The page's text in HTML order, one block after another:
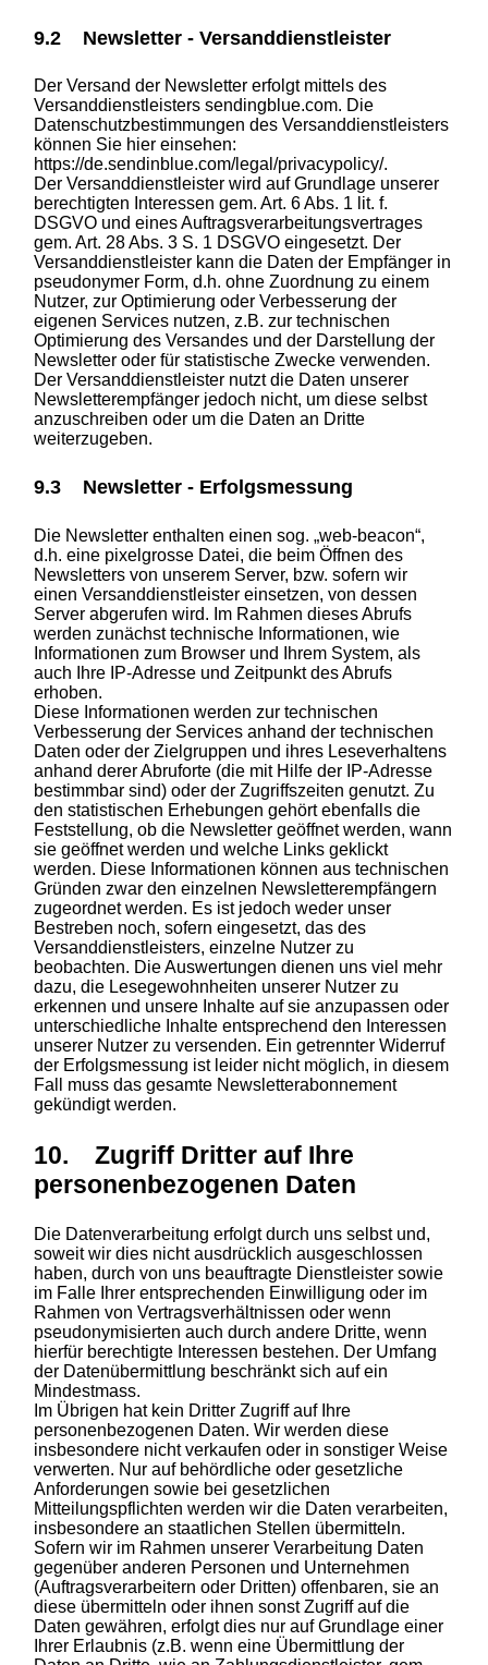
9.2 Newsletter - Versanddienstleister
Der Versand der Newsletter erfolgt mittels des
Versanddienstleisters sendingblue.com. Die
Datenschutzbestimmungen des Versanddienstleisters
können Sie hier einsehen:
https://de.sendinblue.com/legal/privacypolicy/.
Der Versanddienstleister wird auf Grundlage unserer
berechtigten Interessen gem. Art. 6 Abs. 1 lit. f.
DSGVO und eines Auftragsverarbeitungsvertrages
gem. Art. 28 Abs. 3 S. 1 DSGVO eingesetzt. Der
Versanddienstleister kann die Daten der Empfänger in
pseudonymer Form, d.h. ohne Zuordnung zu einem
Nutzer, zur Optimierung oder Verbesserung der
eigenen Services nutzen, z.B. zur technischen
Optimierung des Versandes und der Darstellung der
Newsletter oder für statistische Zwecke verwenden.
Der Versanddienstleister nutzt die Daten unserer
Newsletterempfänger jedoch nicht, um diese selbst
anzuschreiben oder um die Daten an Dritte
weiterzugeben.
9.3 Newsletter - Erfolgsmessung
Die Newsletter enthalten einen sog. „web-beacon“,
d.h. eine pixelgrosse Datei, die beim Öffnen des
Newsletters von unserem Server, bzw. sofern wir
einen Versanddienstleister einsetzen, von dessen
Server abgerufen wird. Im Rahmen dieses Abrufs
werden zunächst technische Informationen, wie
Informationen zum Browser und Ihrem System, als
auch Ihre IP-Adresse und Zeitpunkt des Abrufs
erhoben.
Diese Informationen werden zur technischen
Verbesserung der Services anhand der technischen
Daten oder der Zielgruppen und ihres Leseverhaltens
anhand derer Abruforte (die mit Hilfe der IP-Adresse
bestimmbar sind) oder der Zugriffszeiten genutzt. Zu
den statistischen Erhebungen gehört ebenfalls die
Feststellung, ob die Newsletter geöffnet werden, wann
sie geöffnet werden und welche Links geklickt
werden. Diese Informationen können aus technischen
Gründen zwar den einzelnen Newsletterempfängern
zugeordnet werden. Es ist jedoch weder unser
Bestreben noch, sofern eingesetzt, das des
Versanddienstleisters, einzelne Nutzer zu
beobachten. Die Auswertungen dienen uns viel mehr
dazu, die Lesegewohnheiten unserer Nutzer zu
erkennen und unsere Inhalte auf sie anzupassen oder
unterschiedliche Inhalte entsprechend den Interessen
unserer Nutzer zu versenden. Ein getrennter Widerruf
der Erfolgsmessung ist leider nicht möglich, in diesem
Fall muss das gesamte Newsletterabonnement
gekündigt werden.
10. Zugriff Dritter auf Ihre
personenbezogenen Daten
Die Datenverarbeitung erfolgt durch uns selbst und,
soweit wir dies nicht ausdrücklich ausgeschlossen
haben, durch von uns beauftragte Dienstleister sowie
im Falle Ihrer entsprechenden Einwilligung oder im
Rahmen von Vertragsverhältnissen oder wenn
pseudonymisierten auch durch andere Dritte, wenn
hierfür berechtigte Interessen bestehen. Der Umfang
der Datenübermittlung beschränkt sich auf ein
Mindestmass.
Im Übrigen hat kein Dritter Zugriff auf Ihre
personenbezogenen Daten. Wir werden diese
insbesondere nicht verkaufen oder in sonstiger Weise
verwerten. Nur auf behördliche oder gesetzliche
Anforderungen sowie bei gesetzlichen
Mitteilungspflichten werden wir die Daten verarbeiten,
insbesondere an staatlichen Stellen übermitteln.
Sofern wir im Rahmen unserer Verarbeitung Daten
gegenüber anderen Personen und Unternehmen
(Auftragsverarbeitern oder Dritten) offenbaren, sie an
diese übermitteln oder ihnen sonst Zugriff auf die
Daten gewähren, erfolgt dies nur auf Grundlage einer
Ihrer Erlaubnis (z.B. wenn eine Übermittlung der